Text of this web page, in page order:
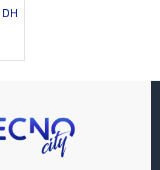
DH